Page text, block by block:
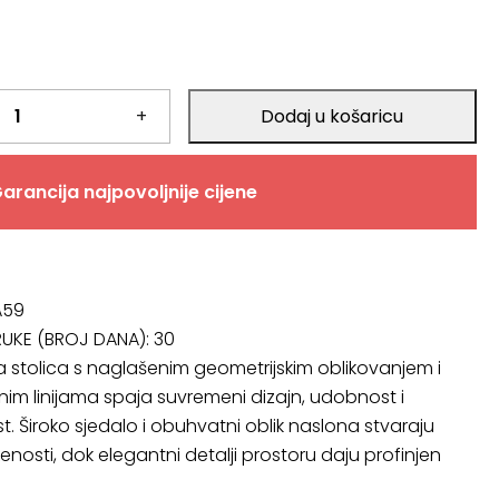
+ Dodaj u košaricu
najpovoljnije cijene
(BROJ DANA): 30
stolica s naglašenim geometrijskim oblikovanjem i
linijama spaja suvremeni dizajn, udobnost i
Široko sjedalo i obuhvatni oblik naslona stvaraju
dok elegantni detalji prostoru daju profinjen